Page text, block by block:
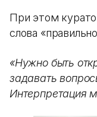
При этом
слова
«Нужно быть
задавать
Интерпретация